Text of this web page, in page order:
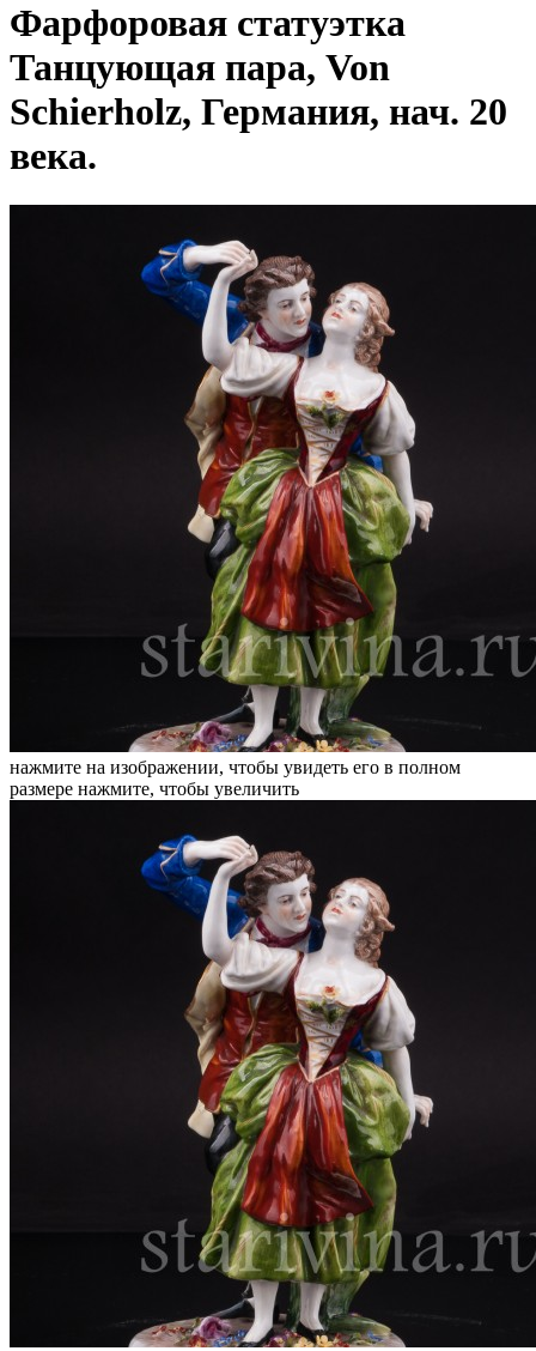
Фарфоровая статуэтка
Танцующая пара, Von
Schierholz, Германия, нач. 20
века.
нажмите на изображении, чтобы увидеть его в полном
размере нажмите, чтобы увеличить